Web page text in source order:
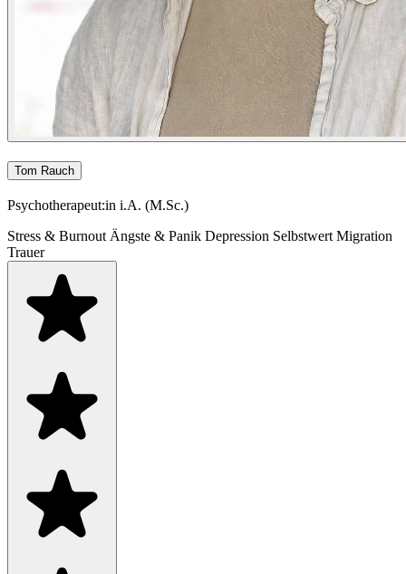
Tom Rauch
Psychotherapeut:in i.A. (M.Sc.)
Stress & Burnout Ängste & Panik Depression Selbstwert Migration
Trauer